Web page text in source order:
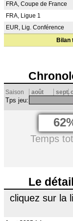
FRA, Coupe de France
FRA, Ligue 1
EUR, Lig. Conférence
Bilan
Saison août sept.
Tps jeu:
Temps
Le
cliquez sur la